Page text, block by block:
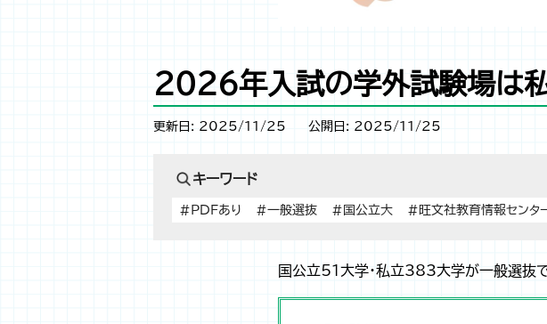
2026年入試の学外試験場は
更新日: 2025/11/25 公開日: 2025/11/25
キーワード
#PDFあり #一般選抜 #国公立大 #旺文社教育情報センタ
国公立51大学・私立383大学が一般選抜